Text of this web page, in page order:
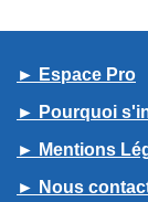
► Espace Pro
► Pourquoi
► Mentions
► Nous